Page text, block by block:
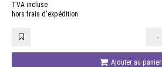
TVA incluse
hors frais d'expédition
-
Ajouter au panier